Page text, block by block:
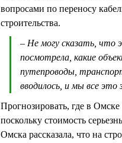
вопросами по переносу
строительства.
– Не могу сказать, что
посмотрела, какие
путепроводы,
вводилось, и мы все это
Прогнозировать, где в
поскольку стоимость
Омска рассказала, что на